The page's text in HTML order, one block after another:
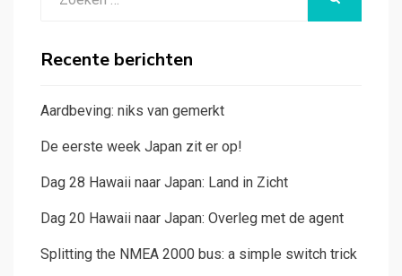
naar:
Recente berichten
Aardbeving: niks van gemerkt
De eerste week Japan zit er op!
Dag 28 Hawaii naar Japan: Land in Zicht
Dag 20 Hawaii naar Japan: Overleg met de agent
Splitting the NMEA 2000 bus: a simple switch trick